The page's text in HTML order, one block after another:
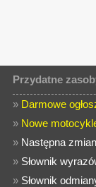
Przydatne
» Darmowe
» Nowe
» Następna
» Słownik
» Słownik